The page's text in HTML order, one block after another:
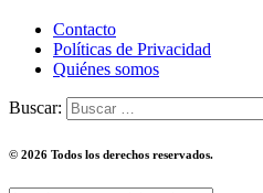
Contacto
Políticas de Privacidad
Quiénes somos
Buscar:
© 2026 Todos los derechos reservados.